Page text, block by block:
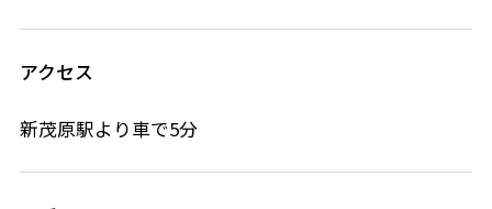
アクセス
新茂原駅より車で5分